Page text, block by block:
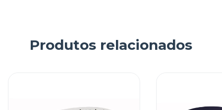
Produtos relacionados